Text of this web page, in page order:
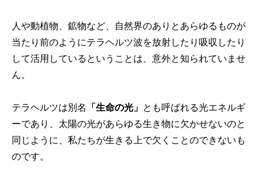
人や動植物、鉱物など、自然界のありとあらゆるものが
当たり前のようにテラヘルツ波を放射したり吸収したり
して活用しているということは、意外と知られていませ
ん。
テラヘルツは別名 「生命の光」 とも呼ばれる光エネルギ
ーであり、太陽の光があらゆる生き物に欠かせないのと
同じように、私たちが生きる上で欠くことのできないも
のです。